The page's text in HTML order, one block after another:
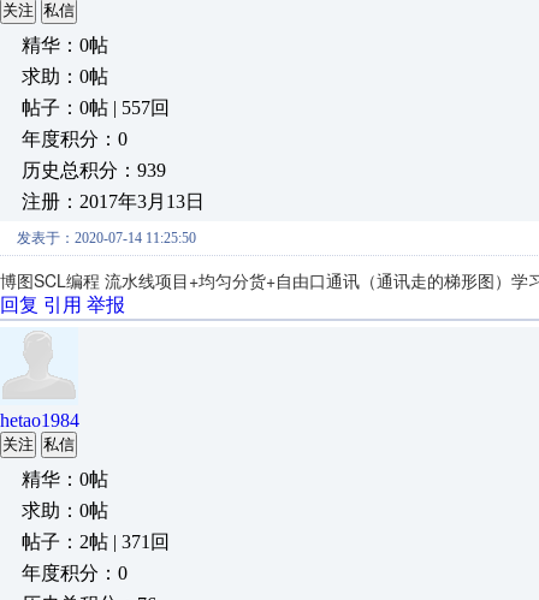
关注 私信
精华：0帖
求助：0帖
帖子：0帖 | 557回
年度积分：0
历史总积分：939
注册：2017年3月13日
发表于：2020-07-14 11:25:50
博图SCL编程 流水线项目+均匀分货+自由口通讯（通讯走的梯形图）学
回复 引用 举报
hetao1984
关注 私信
精华：0帖
求助：0帖
帖子：2帖 | 371回
年度积分：0